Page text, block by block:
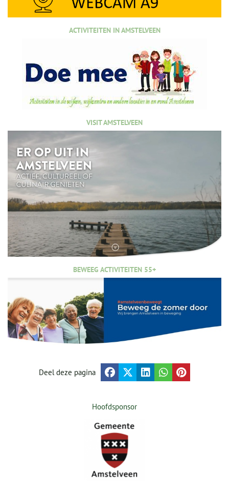
ACTIVITEITEN IN AMSTELVEEN
VISIT AMSTELVEEN
BEWEEG ACTIVITEITEN 55+
Deel deze pagina
Hoofdsponsor